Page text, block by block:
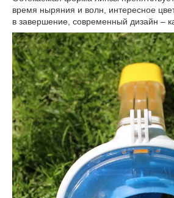
время ныряния и волн, интересное
в завершение, современный дизайн –